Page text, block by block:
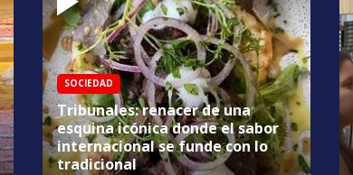
SOCIEDAD
Tribunales: renacer de una
esquina icónica donde el sabor
internacional se funde con lo
tradicional